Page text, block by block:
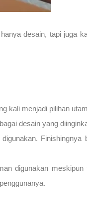
desain, tapi juga
kali menjadi pilihan
desain yang
Finishingnya
digunakan meskipun